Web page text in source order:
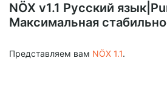
NÖX v1.1 Русский
Максимальная
Представляем вам NÖX 1.1.